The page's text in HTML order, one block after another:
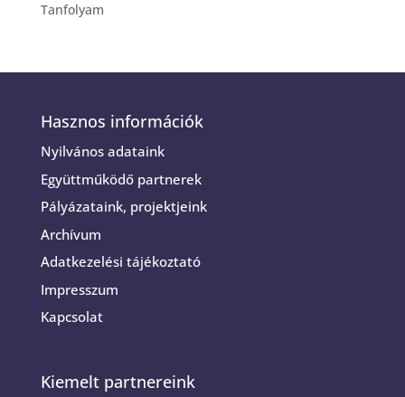
Tanfolyam
Hasznos információk
Nyilvános adataink
Együttműködő partnerek
Pályázataink, projektjeink
Archívum
Adatkezelési tájékoztató
Impresszum
Kapcsolat
Kiemelt partnereink